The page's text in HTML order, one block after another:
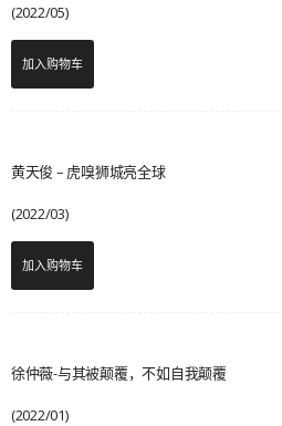
(2022/05)
加入购物车
黄天俊 – 虎嗅狮城亮全球
(2022/03)
加入购物车
徐仲薇-与其被颠覆，不如自我颠覆
(2022/01)